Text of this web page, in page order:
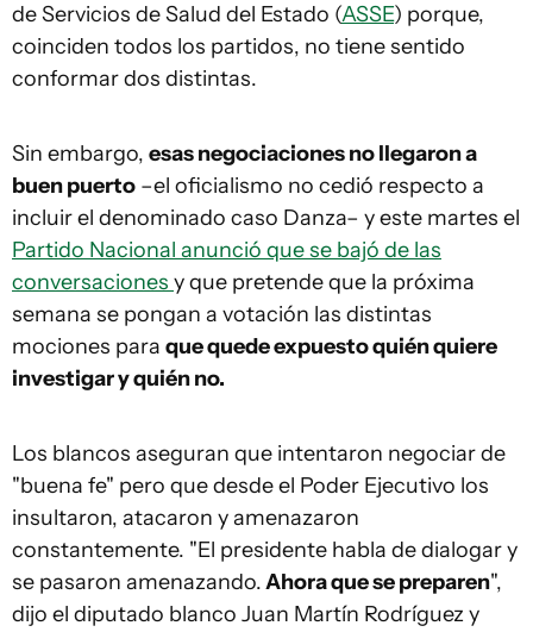
de Servicios de Salud del Estado (ASSE) porque,
coinciden todos los partidos, no tiene sentido
conformar dos distintas.
Sin embargo, esas negociaciones no llegaron a
buen puerto –el oficialismo no cedió respecto a
incluir el denominado caso Danza– y este martes el
Partido Nacional anunció que se bajó de las
conversaciones y que pretende que la próxima
semana se pongan a votación las distintas
mociones para que quede expuesto quién quiere
investigar y quién no.
Los blancos aseguran que intentaron negociar de
"buena fe" pero que desde el Poder Ejecutivo los
insultaron, atacaron y amenazaron
constantemente. "El presidente habla de dialogar y
se pasaron amenazando.Ahora que se preparen",
dijo el diputado blanco Juan Martín Rodríguez y